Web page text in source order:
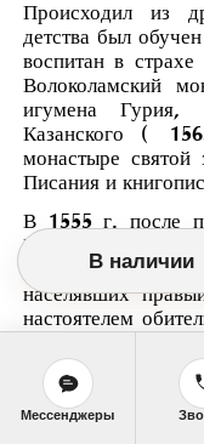
Происходил из
детства был
воспитан в
Волоколамский
игумена Гурия,
Казанского (
монастыре святой
Писания и
В 1555 г. после
Грозным
миссионерскую
населявших
настоятелем
сделалась
веры и
Святитель
В наличии
Мессенджеры